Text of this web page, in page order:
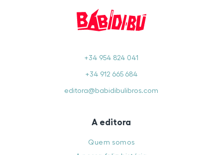
+34 954 824 041
+34 912 665 684
editora@babidibulibros.com
A editora
Quem somos